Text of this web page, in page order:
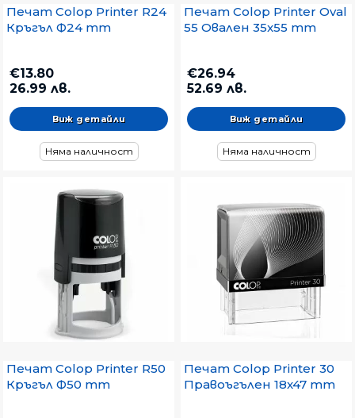
Печат Colop Printer R24
Кръгъл Ф24 mm
€13.80
26.99 лв.
Виж детайли
Няма наличност
Печат Colop Printer Oval
55 Овален 35x55 mm
€26.94
52.69 лв.
Виж детайли
Няма наличност
Печат Colop Printer R50
Кръгъл Ф50 mm
Печат Colop Printer 30
Правоъгълен 18x47 mm